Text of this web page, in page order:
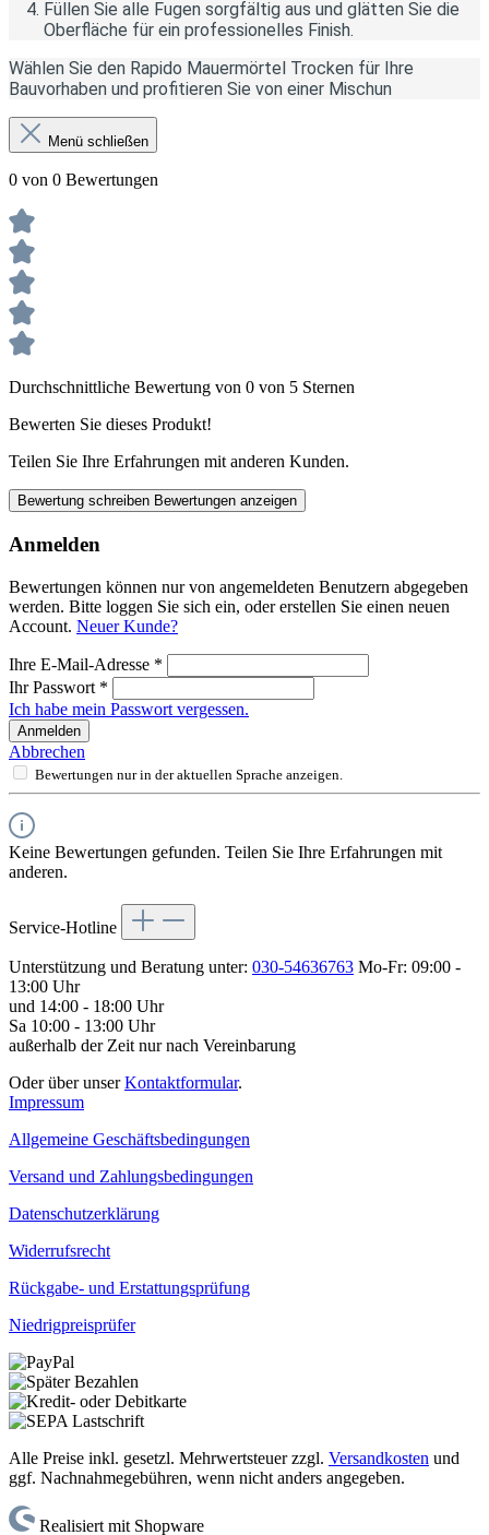
Füllen Sie alle Fugen sorgfältig aus und glätten Sie die
Oberfläche für ein professionelles Finish.
Wählen Sie den Rapido Mauermörtel Trocken für Ihre
Bauvorhaben und profitieren Sie von einer Mischun
Menü schließen
0 von 0 Bewertungen
Durchschnittliche Bewertung von 0 von 5 Sternen
Bewerten Sie dieses Produkt!
Teilen Sie Ihre Erfahrungen mit anderen Kunden.
Bewertung schreiben Bewertungen anzeigen
Anmelden
Bewertungen können nur von angemeldeten Benutzern abgegeben
werden. Bitte loggen Sie sich ein, oder erstellen Sie einen neuen
Account. Neuer Kunde?
Ihre E-Mail-Adresse *
Ihr Passwort *
Ich habe mein Passwort vergessen.
Anmelden
Abbrechen
Bewertungen nur in der aktuellen Sprache anzeigen.
Keine Bewertungen gefunden. Teilen Sie Ihre Erfahrungen mit
anderen.
Service-Hotline
Unterstützung und Beratung unter: 030-54636763 Mo-Fr: 09:00 -
13:00 Uhr
und 14:00 - 18:00 Uhr
Sa 10:00 - 13:00 Uhr
außerhalb der Zeit nur nach Vereinbarung
Oder über unserKontaktformular.
Impressum
Allgemeine Geschäftsbedingungen
Versand und Zahlungsbedingungen
Datenschutzerklärung
Widerrufsrecht
Rückgabe- und Erstattungsprüfung
Niedrigpreisprüfer
Alle Preise inkl. gesetzl. Mehrwertsteuer zzgl. Versandkosten und
ggf. Nachnahmegebühren, wenn nicht anders angegeben.
Realisiert mit Shopware